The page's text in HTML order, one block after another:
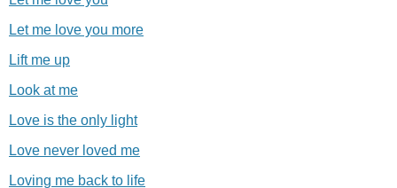
Let me love you more
Lift me up
Look at me
Love is the only light
Love never loved me
Loving me back to life